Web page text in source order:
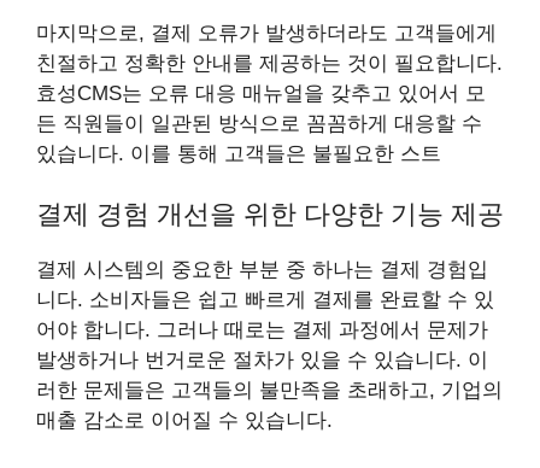
마지막으로, 결제 오류가 발생하더라도 고객들에게
친절하고 정확한 안내를 제공하는 것이 필요합니다.
효성CMS는 오류 대응 매뉴얼을 갖추고 있어서 모
든 직원들이 일관된 방식으로 꼼꼼하게 대응할 수
있습니다. 이를 통해 고객들은 불필요한 스트
결제 경험 개선을 위한 다양한 기능 제공
결제 시스템의 중요한 부분 중 하나는 결제 경험입
니다. 소비자들은 쉽고 빠르게 결제를 완료할 수 있
어야 합니다. 그러나 때로는 결제 과정에서 문제가
발생하거나 번거로운 절차가 있을 수 있습니다. 이
러한 문제들은 고객들의 불만족을 초래하고, 기업의
매출 감소로 이어질 수 있습니다.